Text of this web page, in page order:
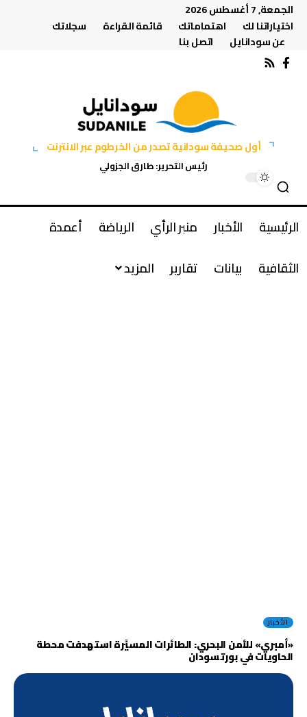
الجمعة, 7 أغسطس 2026
اختياراتنا لك
اهتماماتك قائمة القراءة
سجلاتك
عن سودانايل
اتصل بنا
أول صحيفة سودانية تصدر من الخرطوم عبر الانترنت
رئيس التحرير: طارق الجزولي
الرئيسية الأخبار منبر الرأي الرياضة
أعمدة
الثقافية
بيانات تقارير المزيد
الأخبار
«أمبري» للأمن البحري: الطائرات المسيَّرة استهدفت محطة
الحاويات في بورتسودان